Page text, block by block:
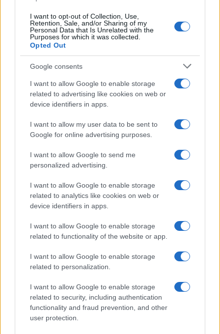
I want to opt-out of Collection, Use,
Retention, Sale, and/or Sharing of my
Personal Data that Is Unrelated with the
Purposes for which it was collected.
Opted Out
Google consents
I want to allow Google to enable storage
related to advertising like cookies on web or
device identifiers in apps.
I want to allow my user data to be sent to
Google for online advertising purposes.
I want to allow Google to send me
personalized advertising.
I want to allow Google to enable storage
related to analytics like cookies on web or
device identifiers in apps.
I want to allow Google to enable storage
related to functionality of the website or app.
I want to allow Google to enable storage
related to personalization.
I want to allow Google to enable storage
related to security, including authentication
functionality and fraud prevention, and other
user protection.
TEMI:
Entra nel canale telegram di
GalluraOggi.it
Inviaci le tue segnalazioni,
i tuoi video e le tue foto
345 356 7512
Ricevi le nostre ultime news
daGoogle News
Condividi l'articolo